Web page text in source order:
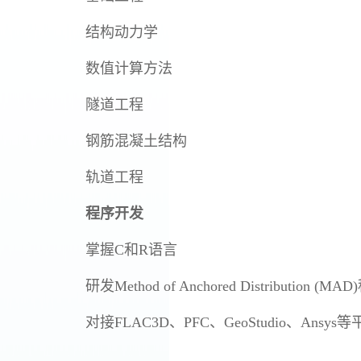
结构动力学
数值计算方法
隧道工程
钢筋混凝土结构
轨道工程
程序开发
掌握C和R语言
研发Method of Anchored Distribution
对接FLAC3D、PFC、GeoStudio、Ansys等